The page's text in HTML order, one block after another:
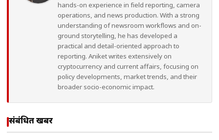
hands-on experience in field reporting, camera
operations, and news production. With a strong
understanding of newsroom workflows and on-
ground storytelling, he has developed a
practical and detail-oriented approach to
reporting. Aniket writes extensively on
cryptocurrency and current affairs, focusing on
policy developments, market trends, and their
broader socio-economic impact.
संबंधित खबरें